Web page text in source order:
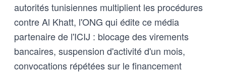
autorités tunisiennes multiplient les procédures
contre Al Khatt, l'ONG qui édite ce média
partenaire de l'ICIJ : blocage des virements
bancaires, suspension d'activité d'un mois,
convocations répétées sur le financement